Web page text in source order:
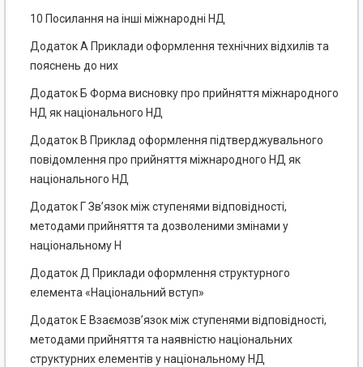
10 Посилання на інші міжнародні НД
Додаток А Приклади оформлення технічних відхилів та
пояснень до них
Додаток Б Форма висновку про прийняття міжнародного
НД як національного НД
Додаток В Приклад оформлення підтверджувального
повідомлення про прийняття міжнародного НД як
національного НД
Додаток Г Зв’язок між ступенями відповідності,
методами прийняття та дозволеними змінами у
національному Н
Додаток Д Приклади оформлення структурного
елемента «Національний вступ»
Додаток Е Взаємозв’язок між ступенями відповідності,
методами прийняття та наявністю національних
структурних елементів у національному НД